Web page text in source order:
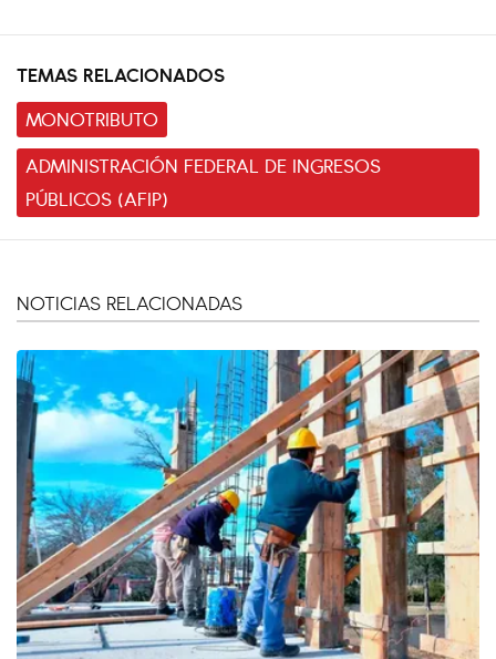
TEMAS RELACIONADOS
MONOTRIBUTO
ADMINISTRACIÓN FEDERAL DE INGRESOS
PÚBLICOS (AFIP)
NOTICIAS RELACIONADAS